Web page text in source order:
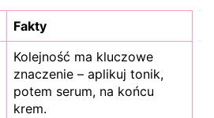
Fakty
Kolejność ma kluczowe
znaczenie – aplikuj tonik,
potem serum, na końcu
krem.